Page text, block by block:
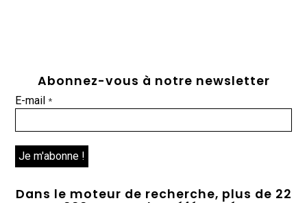
Abonnez-vous à notre newsletter
E-mail*
Dans le moteur de recherche, plus de 22